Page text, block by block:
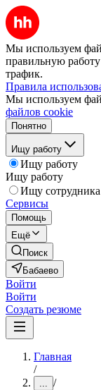
Мы используем
правильную работу
трафик.
Правила
Мы используем
файлов cookie
Понятно
Ищу работу
Ищу работу
Ищу работу
Ищу сотрудника
Сервисы
Помощь
Ещё
Поиск
Бабаево
Войти
Войти
Создать резюме
Главная
/
... /